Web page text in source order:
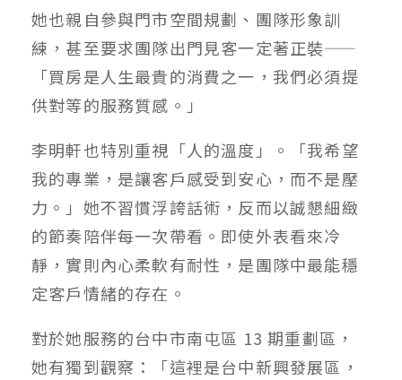
她也親自參與門市空間規劃、團隊形象訓
練，甚至要求團隊出門見客一定著正裝——
「買房是人生最貴的消費之一，我們必須提
供對等的服務質感。」
李明軒也特別重視「人的溫度」。「我希望
我的專業，是讓客戶感受到安心，而不是壓
力。」她不習慣浮誇話術，反而以誠懇細緻
的節奏陪伴每一次帶看。即使外表看來冷
靜，實則內心柔軟有耐性，是團隊中最能穩
定客戶情緒的存在。
對於她服務的台中市南屯區 13 期重劃區，
她有獨到觀察：「這裡是台中新興發展區，